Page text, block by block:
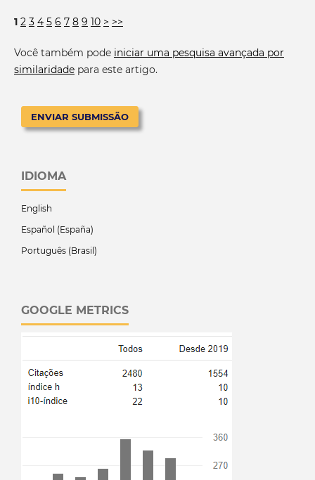
1 2 3 4 5 6 7 8 9 10 > >>
Você também pode iniciar uma pesquisa avançada por
similaridadepara este artigo.
ENVIAR SUBMISSÃO
IDIOMA
English
Español (España)
Português (Brasil)
GOOGLE METRICS